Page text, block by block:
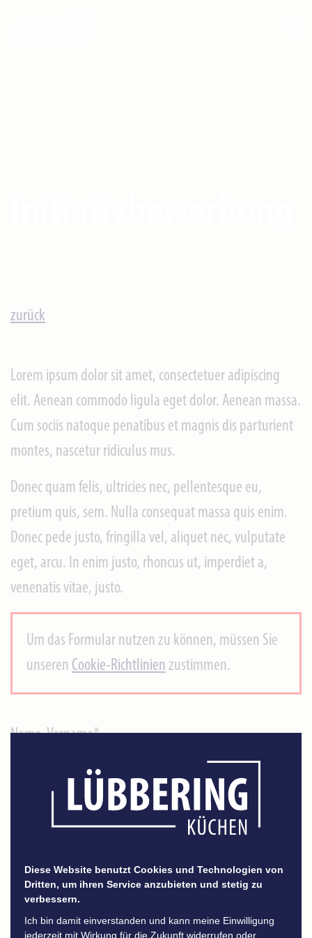
zurück
Lorem ipsum dolor sit amet, consectetuer adipiscing
elit. Aenean commodo ligula eget dolor. Aenean massa.
Cum sociis natoque penatibus et magnis dis parturient
montes, nascetur ridiculus mus.
Donec quam felis, ultricies nec, pellentesque eu,
pretium quis, sem. Nulla consequat massa quis enim.
Donec pede justo, fringilla vel, aliquet nec, vulputate
eget, arcu. In enim justo, rhoncus ut, imperdiet a,
venenatis vitae, justo.
Um das Formular nutzen zu können, müssen Sie
unseren Cookie-Richtlinien zustimmen.
Name, Vorname*
Nachricht*
Diese Website benutzt Cookies und Technologien von
Dritten, um ihren Service anzubieten und stetig zu
verbessern.
Ich bin damit einverstanden und kann meine Einwilligung
jederzeit mit Wirkung für die Zukunft widerrufen oder